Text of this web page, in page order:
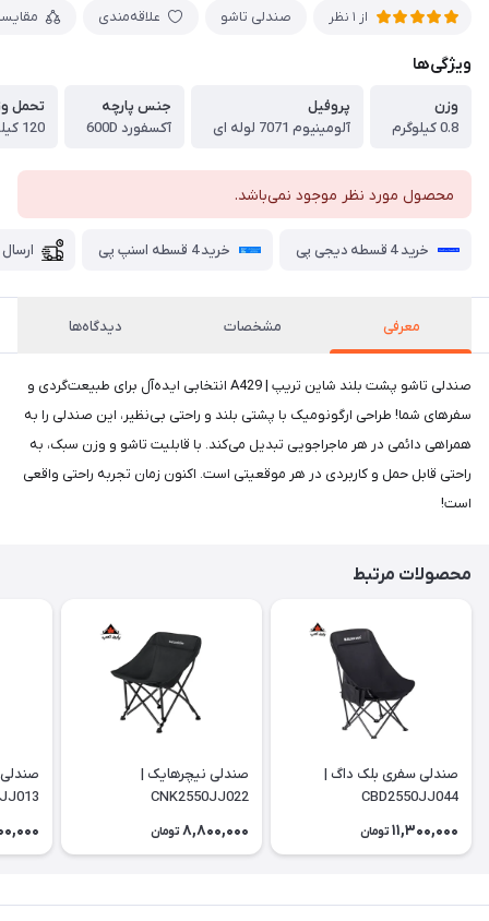
از 1 نظر صندلی تاشو علاقه‌مندی
ویژگی‌ها
وزن
0.8 کیلوگرم
پروفیل
آلومینیوم 7071 لوله ای
جنس پارچه
آکسفورد 600D
تحمل
120 کیلوگرم
محصول مورد نظر موجود نمی‌باشد.
خرید 4 قسطه دیجی پی خرید 4 قسطه اسنپ پی
معرفی مشخصات دیدگاه‌ها
صندلی تاشو پشت بلند شاین تریپ | A429 انتخابی ایده‌آل برای طبیعت‌گردی و
سفرهای شما! طراحی ارگونومیک با پشتی بلند و راحتی بی‌نظیر، این صندلی را به
همراهی دائمی در هر ماجراجویی تبدیل می‌کند. با قابلیت تاشو و وزن سبک، به
راحتی قابل حمل و کاربردی در هر موقعیتی است. اکنون زمان تجربه راحتی واقعی
است!
محصولات مرتبط
صندلی سفری بلک داگ |
CBD2550JJ044
11,300,000 تومان
صندلی نیچرهایک |
CNK2550JJ022
8,800,000 تومان